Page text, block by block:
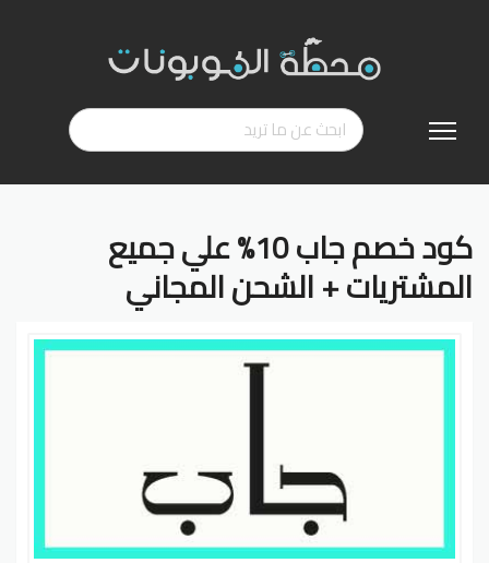
إلى
كود خصم جاب 10% علي جميع
المشتريات + الشحن المجاني